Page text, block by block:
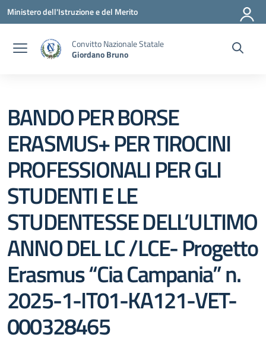
Vai ai contenuti
Vai al menu di navigazione
Vai al footer
Ministero dell'Istruzione e del Merito
Convitto Nazionale Statale
Giordano Bruno
BANDO PER BORSE
ERASMUS+ PER TIROCINI
PROFESSIONALI PER GLI
STUDENTI E LE
STUDENTESSE DELL’ULTIMO
ANNO DEL LC /LCE- Progetto
Erasmus “Cia Campania” n.
2025-1-IT01-KA121-VET-
000328465